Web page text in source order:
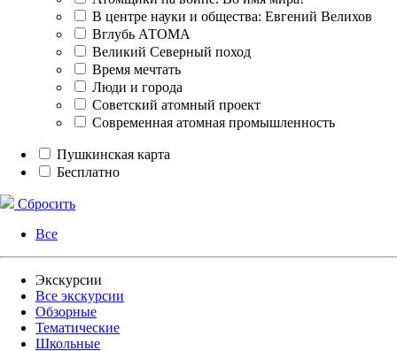
В центре науки и общества: Евгений Велихов
Вглубь АТОМА
Великий Северный поход
Время мечтать
Люди и города
Советский атомный проект
Современная атомная промышленность
Пушкинская карта
Бесплатно
Сбросить
Все
Экскурсии
Все экскурсии
Обзорные
Тематические
Школьные